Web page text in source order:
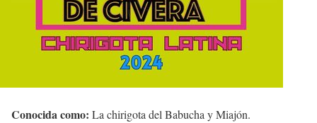
Conocida como: La chirigota del Babucha y Miajón.